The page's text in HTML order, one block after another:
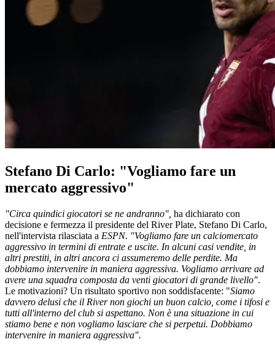
Stefano Di Carlo: "Vogliamo fare un
mercato aggressivo"
"Circa quindici giocatori se ne andranno", ha dichiarato con
decisione e fermezza il presidente del River Plate, Stefano Di Carlo,
nell'intervista rilasciata a ESPN. "Vogliamo fare un calciomercato
aggressivo in termini di entrate e uscite. In alcuni casi vendite, in
altri prestiti, in altri ancora ci assumeremo delle perdite. Ma
dobbiamo intervenire in maniera aggressiva. Vogliamo arrivare ad
avere una squadra composta da venti giocatori di grande livello".
Le motivazioni? Un risultato sportivo non soddisfacente: "Siamo
davvero delusi che il River non giochi un buon calcio, come i tifosi e
tutti all'interno del club si aspettano. Non è una situazione in cui
stiamo bene e non vogliamo lasciare che si perpetui. Dobbiamo
intervenire in maniera aggressiva".